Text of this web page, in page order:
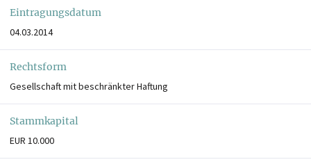
Eintragungsdatum
04.03.2014
Rechtsform
Gesellschaft mit beschränkter Haftung
Stammkapital
EUR 10.000